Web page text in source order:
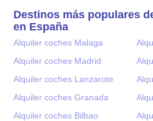
Destinos más populares
en España
Alquiler coches Malaga
Alquiler coches Madrid
Alquiler coches Lanzarote
Alquiler coches Granada
Alquiler coches Bilbao